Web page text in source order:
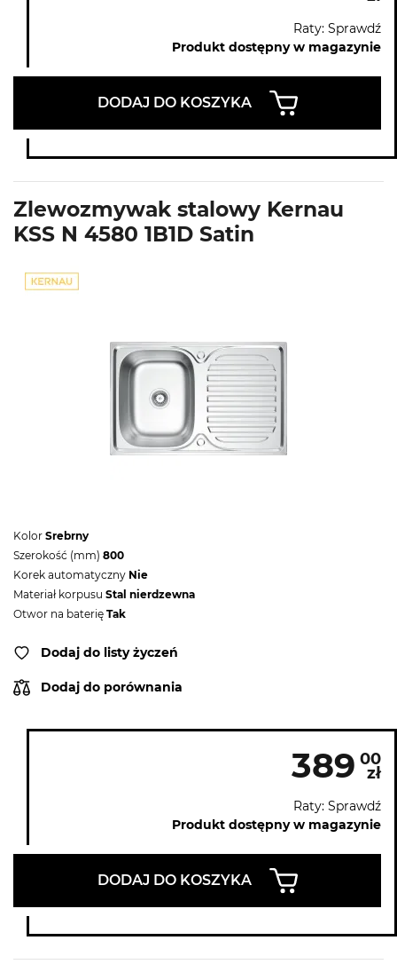
Raty: Sprawdź
Produkt dostępny w magazynie
DODAJ DO KOSZYKA
Zlewozmywak stalowy Kernau
KSS N 4580 1B1D Satin
Kolor Srebrny
Szerokość (mm) 800
Korek automatyczny Nie
Materiał korpusu Stal nierdzewna
Otwor na baterię Tak
Dodaj do listy życzeń
Dodaj do porównania
389 00
zł
Raty: Sprawdź
Produkt dostępny w magazynie
DODAJ DO KOSZYKA